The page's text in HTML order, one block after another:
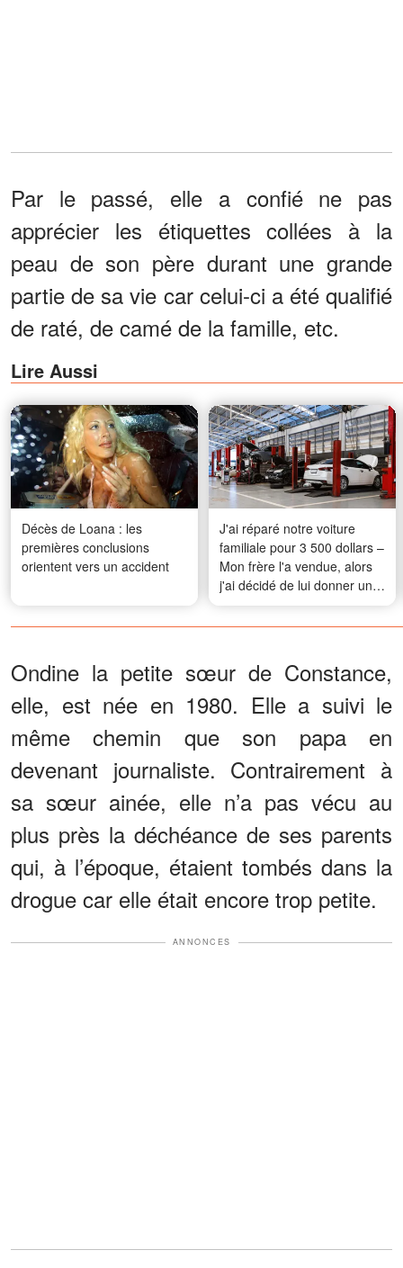
Par le passé, elle a confié ne pas
apprécier les étiquettes collées à la
peau de son père durant une grande
partie de sa vie car celui-ci a été qualifié
de raté, de camé de la famille, etc.
Lire Aussi
Décès de Loana : les
premières conclusions
orientent vers un accident
J'ai réparé notre voiture
familiale pour 3 500 dollars –
Mon frère l'a vendue, alors
j'ai décidé de lui donner une
leçon
Ondine la petite sœur de Constance,
elle, est née en 1980. Elle a suivi le
même chemin que son papa en
devenant journaliste. Contrairement à
sa sœur ainée, elle n’a pas vécu au
plus près la déchéance de ses parents
qui, à l’époque, étaient tombés dans la
drogue car elle était encore trop petite.
ANNONCES